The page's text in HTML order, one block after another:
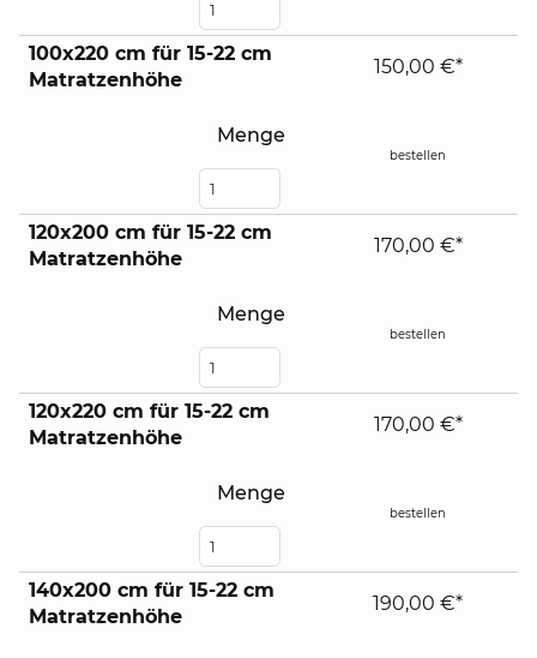
100x220 cm für 15-22 cm
Matratzenhöhe
Menge
150,00 €*
bestellen
120x200 cm für 15-22 cm
Matratzenhöhe
Menge
170,00 €*
bestellen
120x220 cm für 15-22 cm
Matratzenhöhe
Menge
170,00 €*
bestellen
140x200 cm für 15-22 cm
Matratzenhöhe
190,00 €*